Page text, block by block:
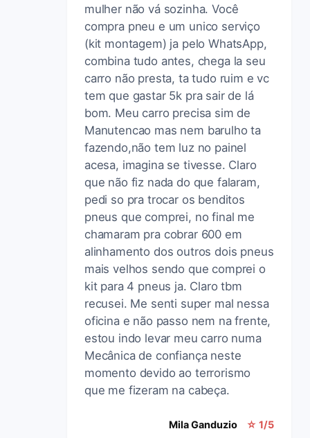
mulher não vá sozinha. Você
compra pneu e um unico serviço
(kit montagem) ja pelo WhatsApp,
combina tudo antes, chega la seu
carro não presta, ta tudo ruim e vc
tem que gastar 5k pra sair de lá
bom. Meu carro precisa sim de
Manutencao mas nem barulho ta
fazendo,não tem luz no painel
acesa, imagina se tivesse. Claro
que não fiz nada do que falaram,
pedi so pra trocar os benditos
pneus que comprei, no final me
chamaram pra cobrar 600 em
alinhamento dos outros dois pneus
mais velhos sendo que comprei o
kit para 4 pneus ja. Claro tbm
recusei. Me senti super mal nessa
oficina e não passo nem na frente,
estou indo levar meu carro numa
Mecânica de confiança neste
momento devido ao terrorismo
que me fizeram na cabeça.
Mila Ganduzio ☆ 1/5